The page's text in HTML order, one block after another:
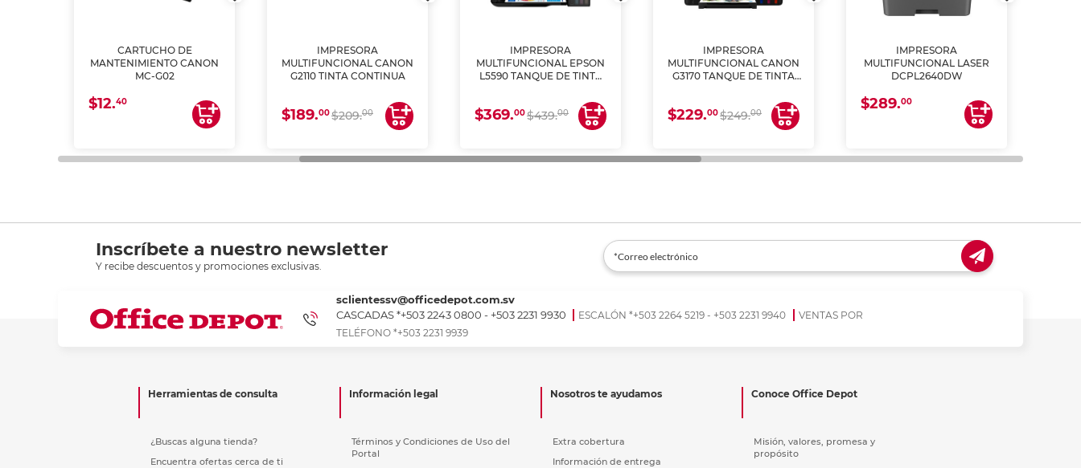
CARTUCHO DE
MANTENIMIENTO CANON
MC-G02
$12.40
IMPRESORA
MULTIFUNCIONAL CANON
G2110 TINTA CONTINUA
$189.00$209.00
IMPRESORA
MULTIFUNCIONAL EPSON
L5590 TANQUE DE TINTA
$369.00$439.00
IMPRESORA
MULTIFUNCIONAL CANON
G3170 TANQUE DE TINTA
$229.00$249.00
IMPRESORA
MULTIFUNCIONAL LASER
DCPL2640DW
$289.00
Inscríbete a nuestro newsletter
Y recibe descuentos y promociones exclusivas.
sclientessv@officedepot.com.sv
CASCADAS *+503 2243 0800 - +503 2231 9930
ESCALÓN *+503 2264 5219 - +503 2231 9940
VENTAS POR
TELÉFONO *+503 2231 9939
Herramientas de consulta
¿Buscas alguna tienda?
Encuentra ofertas cerca de ti
Información legal
Términos y Condiciones de Uso del
Portal
Nosotros te ayudamos
Extra cobertura
Información de entrega
Conoce Office Depot
Misión, valores, promesa y
propósito